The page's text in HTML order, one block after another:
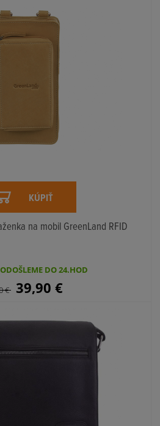
KÚPIŤ
na mobil GreenLand RFID
DO 24.HOD
€ 39,90 €